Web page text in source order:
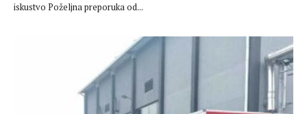
iskustvo Poželjna preporuka od...